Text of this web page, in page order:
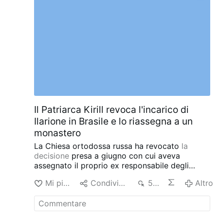
Il Patriarca Kirill revoca l'incarico di
Ilarione in Brasile e lo riassegna a un
monastero
La Chiesa ortodossa russa ha revocato la
decisione presa a giugno con cui aveva
assegnato il proprio ex responsabile degli
nel sud del Brasile. Il Patriarca Kirill ha invece
assegnato Hilarion, 60 anni, al Monastero
dell’Esaltazione della Croce nei pressi di
Mosca. L’ultimo trasferimento fa seguito a una
Mi piace Condividere 576 Altro